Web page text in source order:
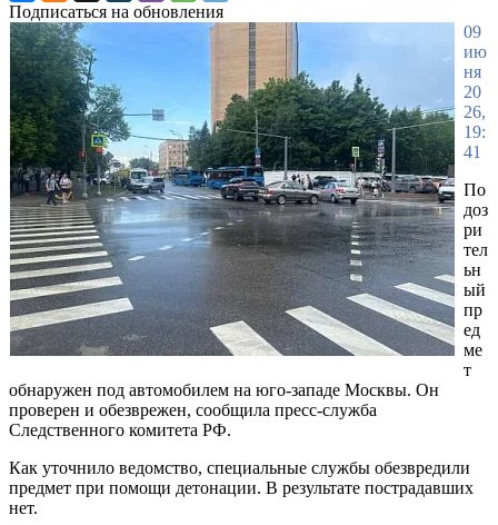
Подписаться на обновления
09
ию
ня
20
26,
19:
41
По
доз
ри
тел
ьн
ый
пр
ед
ме
т
обнаружен под автомобилем на юго-западе Москвы. Он
проверен и обезврежен, сообщила пресс-служба
Следственного комитета РФ.
Как уточнило ведомство, специальные службы обезвредили
предмет при помощи детонации. В результате пострадавших
нет.